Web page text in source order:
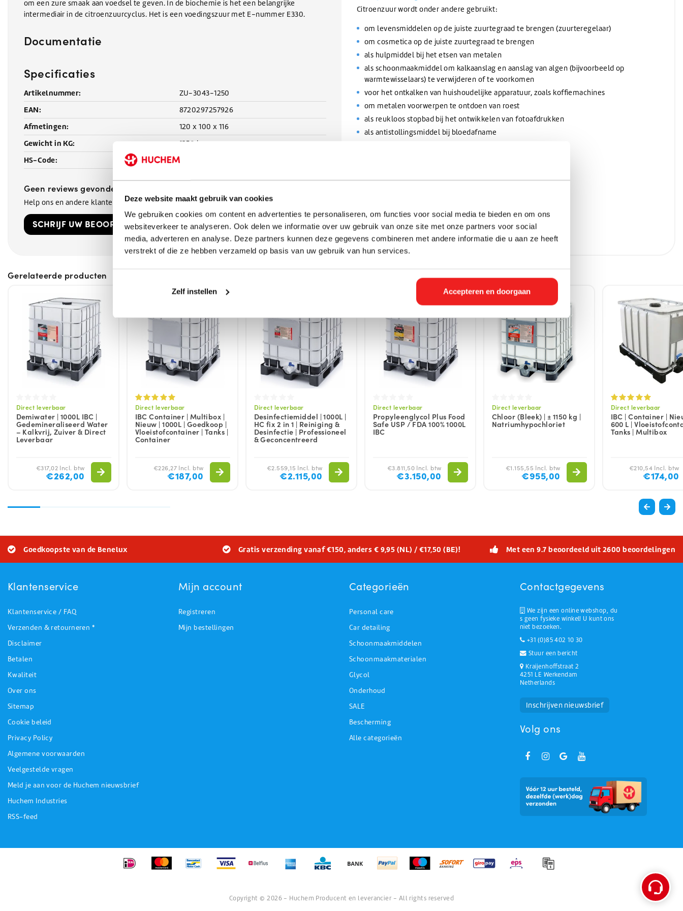
Deze website maakt gebruik van cookies
We gebruiken cookies om content en advertenties te personaliseren, om functies voor social media te bieden en om ons
websiteverkeer te analyseren. Ook delen we informatie over uw gebruik van onze site met onze partners voor social
media, adverteren en analyse. Deze partners kunnen deze gegevens combineren met andere informatie die u aan ze heeft
verstrekt of die ze hebben verzameld op basis van uw gebruik van hun services.
Zelf instellen Accepteren en doorgaan
om een zure smaak aan voedsel te geven. In de biochemie is het een belangrijke
intermediair in de citroenzuurcyclus. Het is een voedingszuur met E-nummer E330.
Documentatie
Specificaties
Artikelnummer: ZU-3043-1250
EAN: 8720297257926
Afmetingen: 120 x 100 x 116
Gewicht in KG: 1250 kg
HS-Code: 29181400
Geen reviews gevonden
Help ons en andere klanten door het schrijven van een review
SCHRIJF UW BEOORDELING!
Citroenzuur wordt onder andere gebruikt:
om levensmiddelen op de juiste zuurtegraad te brengen (zuurteregelaar)
om cosmetica op de juiste zuurtegraad te brengen
als hulpmiddel bij het etsen van metalen
als schoonmaakmiddel om kalkaanslag en aanslag van algen (bijvoorbeeld op
warmtewisselaars) te verwijderen of te voorkomen
voor het ontkalken van huishoudelijke apparatuur, zoals koffiemachines
om metalen voorwerpen te ontdoen van roest
als reukloos stopbad bij het ontwikkelen van fotoafdrukken
als antistollingsmiddel bij bloedafname
Gerelateerde producten
Direct leverbaar
Demiwater | 1000L IBC |
Gedemineraliseerd Water
– Kalkvrij, Zuiver & Direct
Leverbaar
€317,02 Incl. btw
€262,00
Direct leverbaar
IBC Container | Multibox |
Nieuw | 1000L | Goedkoop |
Vloeistofcontainer | Tanks |
Container
€226,27 Incl. btw
€187,00
Direct leverbaar
Desinfectiemiddel | 1000L |
HC fix 2 in 1 | Reiniging &
Desinfectie | Professioneel
& Geconcentreerd
€2.559,15 Incl. btw
€2.115,00
Direct leverbaar
Propyleenglycol Plus Food
Safe USP / FDA 100% 1000L
IBC
€3.811,50 Incl. btw
€3.150,00
Direct leverbaar
Chloor (Bleek) | ± 1150 kg |
Natriumhypochloriet
€1.155,55 Incl. btw
€955,00
Direct leverbaar
IBC | Container |
600 L |
Tanks | Multibox
€210,54 Incl. btw
€174,00
Goedkoopste van de Benelux Gratis verzending vanaf €150, anders € 9,95 (NL) / €17,50 (BE)! Met een 9.7 beoordeeld uit 2600 beoordelingen
Klantenservice
Klantenservice / FAQ
Verzenden & retourneren *
Disclaimer
Betalen
Kwaliteit
Over ons
Sitemap
Cookie beleid
Privacy Policy
Algemene voorwaarden
Veelgestelde vragen
Meld je aan voor de Huchem nieuwsbrief
Huchem Industries
RSS-feed
Mijn account
Registreren
Mijn bestellingen
Categorieën
Personal care
Car detailing
Schoonmaakmiddelen
Schoonmaakmaterialen
Glycol
Onderhoud
SALE
Bescherming
Alle categorieën
Contactgegevens
We zijn een online webshop, du
s geen fysieke winkel! U kunt ons
niet bezoeken.
+31 (0)85 402 10 30
Stuur een bericht
Kraijenhoffstraat 2
4251 LE Werkendam
Netherlands
Inschrijven nieuwsbrief
Volg ons
Copyright © 2026 - Huchem Producent en leverancier - All rights reserved
Huchem Support
Hoe kunnen we u helpen?